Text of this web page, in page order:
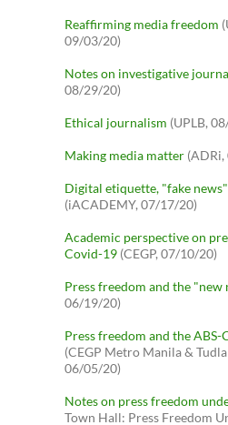
Reaffirming media freedom
09/03/20)
Notes on investigative
08/29/20)
Ethical journalism (UPLB,
Making media matter
Digital etiquette, "fake
(iACADEMY, 07/17/20)
Academic perspective on
Covid-19 (CEGP, 07/10/20)
Press freedom and the "new
06/19/20)
Press freedom and the
(CEGP Metro Manila &
06/05/20)
Notes on press freedom
Town Hall: Press Freedom